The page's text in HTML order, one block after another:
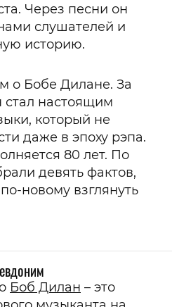
Через песни он
слушателей и
историю.
о Бобе Дилане. За
стал настоящим
который не
даже в эпоху рэпа.
80 лет. По
девять фактов,
новому взглянуть
Боб Дилан – это